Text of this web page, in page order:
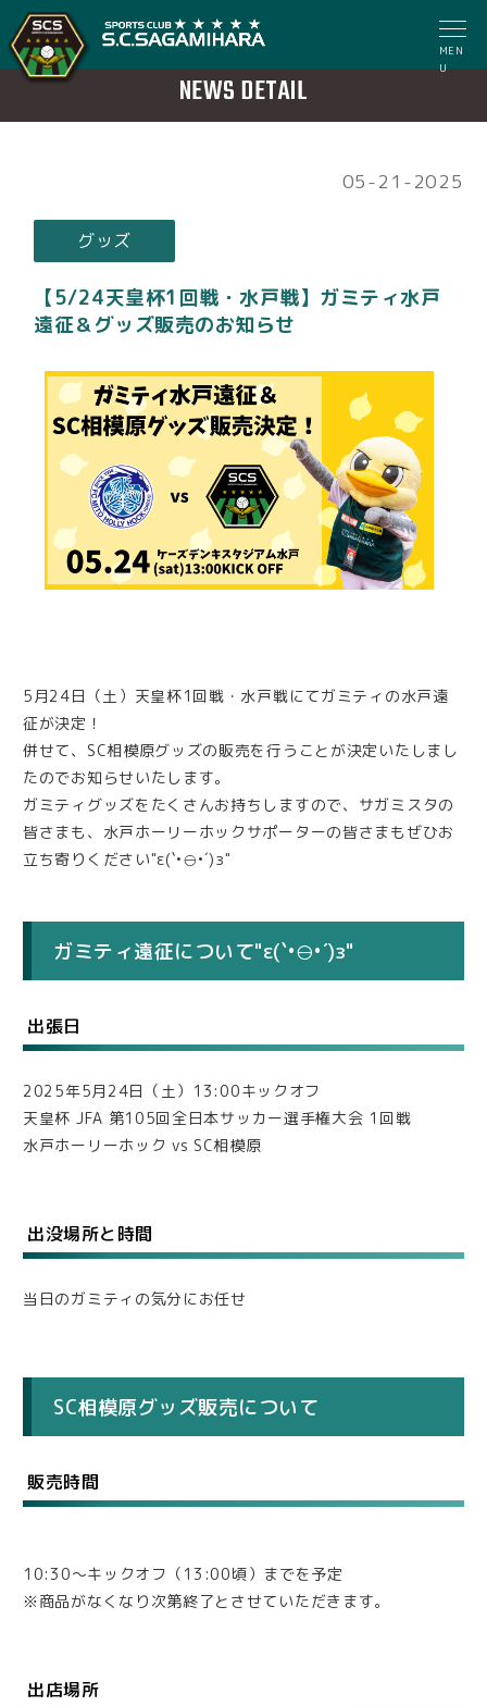
MEN
U
NEWS DETAIL
05-21-2025
グッズ
【5/24天皇杯1回戦・水戸戦】ガミティ水戸
遠征＆グッズ販売のお知らせ
5月24日（土）天皇杯1回戦・水戸戦にてガミティの水戸遠
征が決定！
併せて、SC相模原グッズの販売を行うことが決定いたしまし
たのでお知らせいたします。
ガミティグッズをたくさんお持ちしますので、サガミスタの
皆さまも、水戸ホーリーホックサポーターの皆さまもぜひお
立ち寄りください"ε(`•⊖•´)з"
ガミティ遠征について"ε(`•⊖•´)з"
出張日
2025年5月24日（土）13:00キックオフ
天皇杯 JFA 第105回全日本サッカー選手権大会 1回戦
水戸ホーリーホック vs SC相模原
出没場所と時間
当日のガミティの気分にお任せ
SC相模原グッズ販売について
販売時間
10:30～キックオフ（13:00頃）までを予定
※商品がなくなり次第終了とさせていただきます。
出店場所